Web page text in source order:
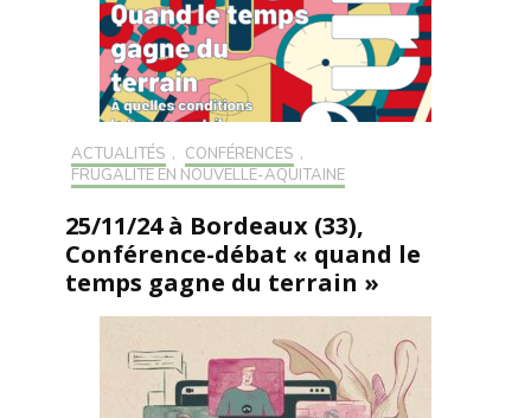
ACTUALITÉS , CONFÉRENCES ,
FRUGALITÉ EN NOUVELLE-AQUITAINE
25/11/24 à Bordeaux (33),
Conférence-débat « quand le
temps gagne du terrain »